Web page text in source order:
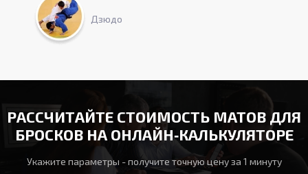
Дзюдо
РАССЧИТАЙТЕ СТОИМОСТЬ МАТОВ ДЛЯ
БРОСКОВ НА ОНЛАЙН‑КАЛЬКУЛЯТОРЕ
Укажите параметры - получите точную цену за 1 минуту